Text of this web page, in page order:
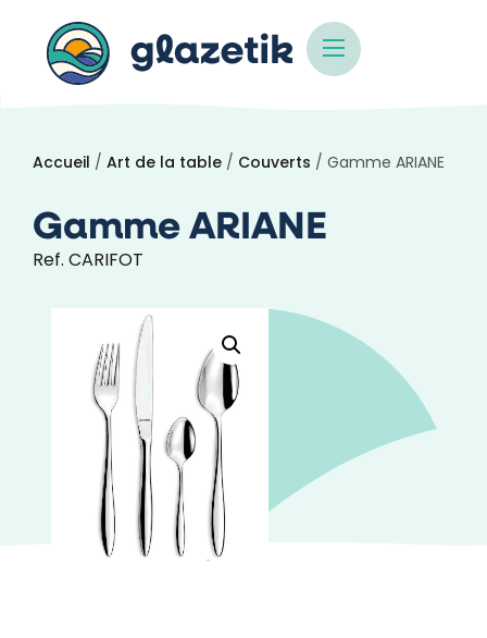
Accueil / Art de la table / Couverts / Gamme ARIANE
Gamme ARIANE
Ref. CARIFOT